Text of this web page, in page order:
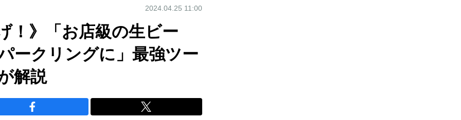
2024.04.25 11:00
！》「お店級の生ビー
ークリングに」最強ツー
解説